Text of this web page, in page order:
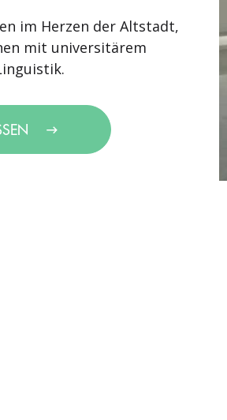
im Herzen der Altstadt,
mit universitärem